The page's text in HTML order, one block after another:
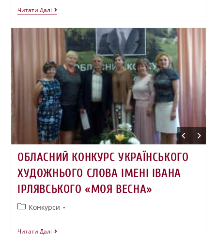
Читати Далі
ОБЛАСНИЙ КОНКУРС УКРАЇНСЬКОГО
ХУДОЖНЬОГО СЛОВА ІМЕНІ ІВАНА
ІРЛЯВСЬКОГО «МОЯ ВЕСНА»
Конкурси
Читати Далі